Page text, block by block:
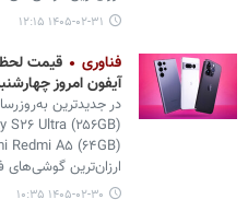
۱۴۰۵-۰۲-۳۱ ۱۲:۱۵
فناوری
قیمت
آیفون امروز چهارشنبه ۳۰ اردیبهشت ۱۴۰۵ +
ارزان‌ترین
۱۴۰۵-۰۲-۳۰ ۱۰:۳۵